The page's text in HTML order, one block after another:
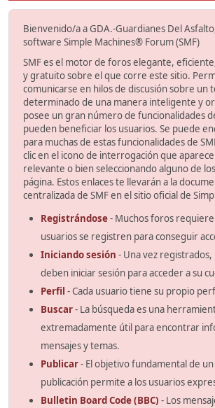
Bienvenido/a a GDA.-Guardianes Del
software Simple Machines® Forum (SMF)
SMF es el motor de foros elegante,
y gratuito sobre el que corre este sitio.
comunicarse en hilos de discusión sobre un
determinado de una manera inteligente y
posee un gran número de funcionalidades
pueden beneficiar los usuarios. Se puede
para muchas de estas funcionalidades de
clic en el icono de interrogación que
relevante o bien seleccionando alguno de
página. Estos enlaces te llevarán a la
centralizada de SMF en el sitio oficial de
Registrándose- Muchos foros
usuarios se registren para conseguir
Iniciando sesión - Una vez registrados,
deben iniciar sesión para acceder a su
Perfil - Cada usuario tiene su propio
Buscar- La búsqueda es una
extremadamente útil para encontrar
mensajes y temas.
Publicar- El objetivo fundamental de
publicación permite a los usuarios
Bulletin Board Code (BBC) - Los